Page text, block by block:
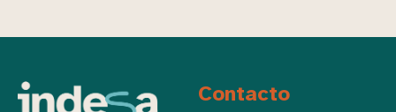
Contacto